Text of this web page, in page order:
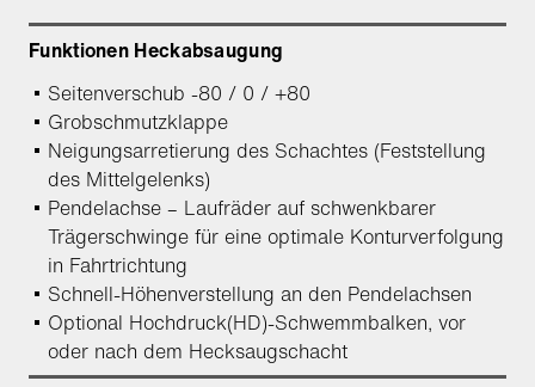
Funktionen Heckabsaugung
Seitenverschub -80 / 0 / +80
Grobschmutzklappe
Neigungsarretierung des Schachtes (Feststellung
des Mittelgelenks)
Pendelachse – Laufräder auf schwenkbarer
Trägerschwinge für eine optimale Konturverfolgung
in Fahrtrichtung
Schnell-Höhenverstellung an den Pendelachsen
Optional Hochdruck(HD)-Schwemmbalken, vor
oder nach dem Hecksaugschacht